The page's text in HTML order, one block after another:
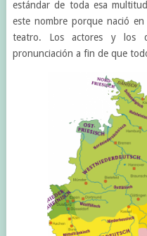
estándar de toda esa
este nombre porque nació
teatro. Los actores y los
pronunciación a fin de que